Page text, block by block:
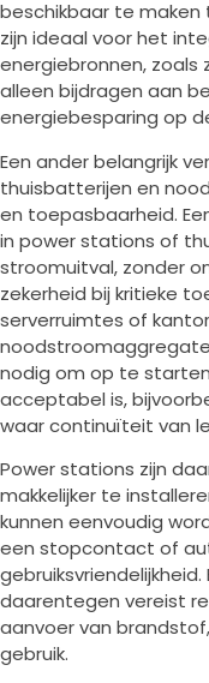
beschikbaar te maken
zijn ideaal voor het
energiebronnen, zoals
alleen bijdragen aan
energiebesparing op
Een ander belangrijk
thuisbatterijen en
en toepasbaarheid.
in power stations of
stroomuitval, zonder
zekerheid bij kritieke
serverruimtes of
nodig om op te
acceptabel is,
waar continuïteit van
Power stations zijn
makkelijker te
kunnen eenvoudig
een stopcontact of
daarentegen vereist
aanvoer van
gebruik.